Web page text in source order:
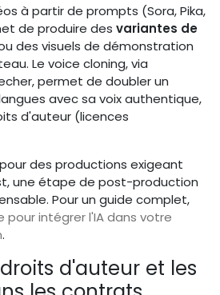
à partir de prompts (Sora, Pika,
de produire des variantes de
des visuels de démonstration
Le voice cloning, via
permet de doubler un
avec sa voix authentique,
d'auteur (licences
des productions exigeant
une étape de post-production
Pour un guide complet,
pour intégrer l'IA dans votre
.
d'auteur et les